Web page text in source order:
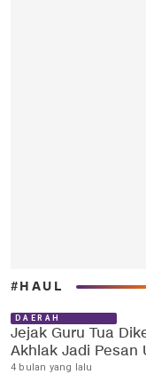
#HAUL
DAERAH
Jejak Guru Tua
Akhlak Jadi Pesan
4 bulan yang lalu